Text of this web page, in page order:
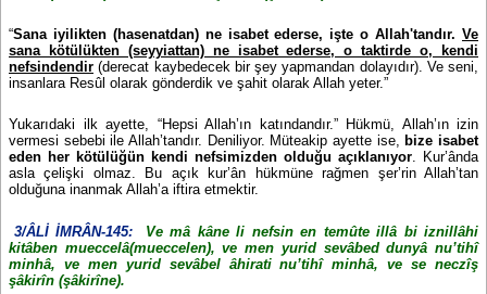
“Sana iyilikten (hasenatdan) ne isabet ederse, işte o Allah'tandır. Ve
sana kötülükten (seyyiattan) ne isabet ederse, o taktirde o, kendi
nefsindendir (derecat kaybedecek bir şey yapmandan dolayıdır). Ve seni,
insanlara Resûl olarak gönderdik ve şahit olarak Allah yeter.”
Yukarıdaki ilk ayette, “Hepsi Allah’ın katındandır.” Hükmü, Allah’ın izin
vermesi sebebi ile Allah’tandır. Deniliyor. Müteakip ayette ise, bize isabet
eden her kötülüğün kendi nefsimizden olduğu açıklanıyor. Kur’ânda
asla çelişki olmaz. Bu açık kur’ân hükmüne rağmen şer’rin Allah’tan
olduğuna inanmak Allah’a iftira etmektir.
3/ÂLİ İMRÂN-145:
Ve mâ kâne li nefsin en temûte illâ bi iznillâhi
kitâben mueccelâ(mueccelen), ve men yurid sevâbed dunyâ nu’tihî
minhâ, ve men yurid sevâbel âhirati nu’tihî minhâ, ve se neczîş
şâkirîn (şâkirîne).